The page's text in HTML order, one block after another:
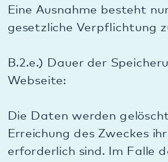
automatisch vom System mit
ersetzt. Nur die so
Matomo ausschließlich auf
Webserver verarbeiten und kein
dass hier keine Einwilligung
diese Datenverarbeitung auf ein
Interesse stützen können, da ein
ausgeschlossen ist. Es handelt